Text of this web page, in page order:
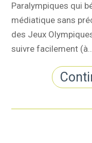
Paralympiques qui
médiatique sans
des Jeux
suivre facilement